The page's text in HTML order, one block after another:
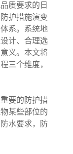
质要求的日
护措施演变
系。系统地
计、合理选
义。本文将
三个维度，
要的防护措
某些部位的
水要求，防